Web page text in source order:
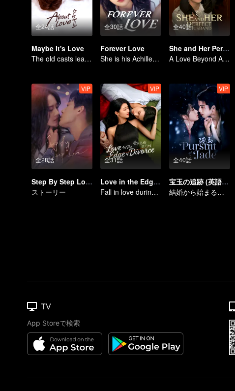
全24話
Maybe It's Love
The old casts lead a sweet love story!
全30話
Forever Love
She is his Achilles' heel and his armor
全40話
She and Her Perfect Husband (Thai Ver.)
A Love Beyond Age: Yang Mi and Xu Kai
全28話
VIP
Step By Step Love
ストーリー
全31話
VIP
Love in the Edge of Divorce
Fall in love during the divorce
全40話
VIP
宝玉の追跡 (英語版)
結婚から始まる愛！硝煙が試す本当の想い
TV
App Storeで検索